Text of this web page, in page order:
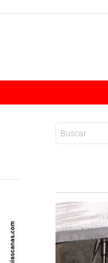
Reproductor
de
vídeo